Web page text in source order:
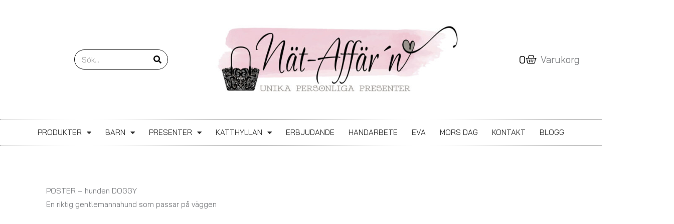
Sök 0
Varukorg
Varukorg
PRODUKTER BARN PRESENTER KATTHYLLAN ERBJUDANDE HANDARBETE EVA MORS DAG KONTAKT BLOGG
POSTER – hunden DOGGY
En riktig gentlemannahund som passar på väggen